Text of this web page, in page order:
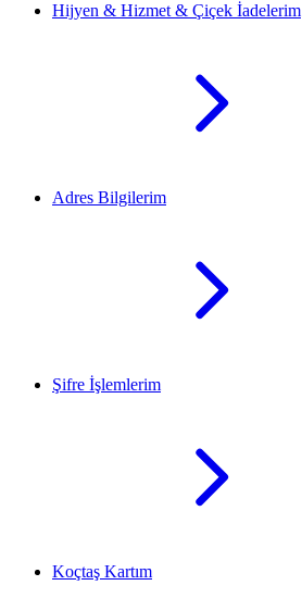
Hijyen & Hizmet & Çiçek İadelerim
Adres Bilgilerim
Şifre İşlemlerim
Koçtaş Kartım